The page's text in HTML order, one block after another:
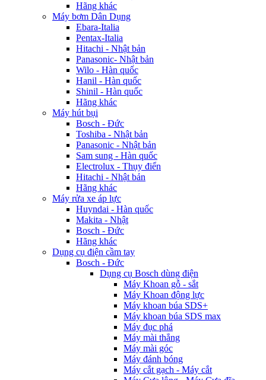
Hãng khác
Máy bơm Dân Dụng
Ebara-Italia
Pentax-Italia
Hitachi - Nhật bản
Panasonic- Nhật bản
Wilo - Hàn quốc
Hanil - Hàn quốc
Shinil - Hàn quốc
Hãng khác
Máy hút bụi
Bosch - Đức
Toshiba - Nhật bản
Panasonic - Nhật bản
Sam sung - Hàn quốc
Electrolux - Thụy điển
Hitachi - Nhật bản
Hãng khác
Máy rửa xe áp lực
Huyndai - Hàn quốc
Makita - Nhật
Bosch - Đức
Hãng khác
Dụng cụ điện cầm tay
Bosch - Đức
Dụng cụ Bosch dùng điện
Máy Khoan gỗ - sắt
Máy Khoan động lực
Máy khoan búa SDS+
Máy khoan búa SDS max
Máy đục phá
Máy mài thẳng
Máy mài góc
Máy đánh bóng
Máy cắt gạch - Máy cắt